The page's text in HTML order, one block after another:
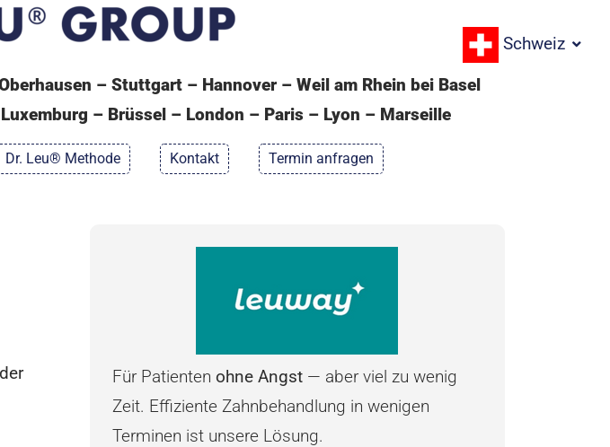
– Stuttgart – Hannover – Weil am Rhein bei Basel
– Brüssel – London – Paris – Lyon – Marseille
Dr. Leu® Methode Kontakt Termin anfragen
Schweiz
Für Patienten ohne Angst— aber viel zu wenig
Zeit. Effiziente Zahnbehandlung in wenigen
Terminen ist unsere Lösung.